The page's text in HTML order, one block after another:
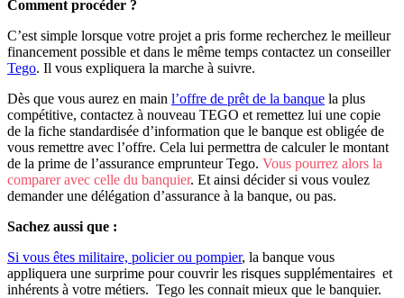
Comment procéder ?
C’est simple lorsque votre projet a pris forme recherchez le meilleur
financement possible et dans le même temps contactez un conseiller
Tego. Il vous expliquera la marche à suivre.
Dès que vous aurez en main l’offre de prêt de la banque la plus
compétitive, contactez à nouveau TEGO et remettez lui une copie
de la fiche standardisée d’information que le banque est obligée de
vous remettre avec l’offre. Cela lui permettra de calculer le montant
de la prime de l’assurance emprunteur Tego. Vous pourrez alors la
comparer avec celle du banquier. Et ainsi décider si vous voulez
demander une délégation d’assurance à la banque, ou pas.
Sachez aussi que :
Si vous êtes militaire, policier ou pompier, la banque vous
appliquera une surprime pour couvrir les risques supplémentaires et
inhérents à votre métiers. Tego les connait mieux que le banquier.